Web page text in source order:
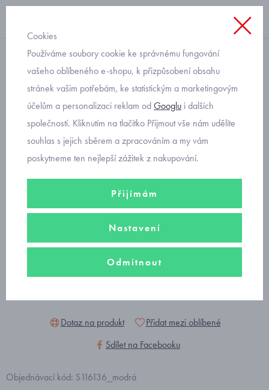
s krátkým rukávem
letní triko Mayoral panenka
3048-83
Dotaz na produkt
Přidat mezi oblíbené
Sdílet na Facebooku
Objednávací kód: S116136_modrá
Cookies
Používáme soubory cookie ke správnému fungování
vašeho oblíbeného e-shopu, k přizpůsobení obsahu
stránek vašim potřebám, ke statistickým a marketingovým
účelům a personalizaci reklam odGooglu i dalších
společností. Kliknutím na tlačítko Přijmout vše nám udělíte
souhlas s jejich sběrem a zpracováním a my vám
poskytneme ten nejlepší zážitek z nakupování.
Přijímám
Nastavení
Odmítnout